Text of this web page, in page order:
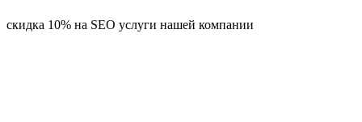
скидка 10% на SEO услуги нашей компании